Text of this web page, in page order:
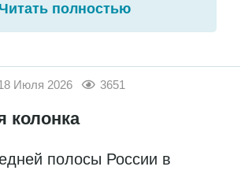
Читать полностью
Июля 2026 3651
колонка
полосы России в